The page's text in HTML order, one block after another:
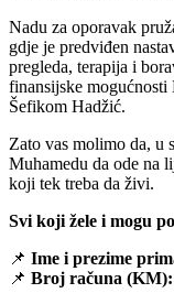
Nadu za oporavak
gdje je predviđen
pregleda, terapija i
finansijske
Šefikom Hadžić.
Zato vas molimo da, u
Muhamedu da ode na
koji tek treba da živi.
Svi koji žele i mogu
📌 Ime i prezime
📌 Broj računa (KM):